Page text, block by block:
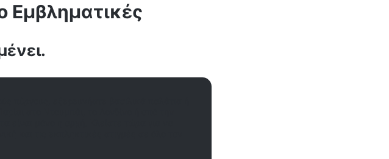
Εμβληματικές